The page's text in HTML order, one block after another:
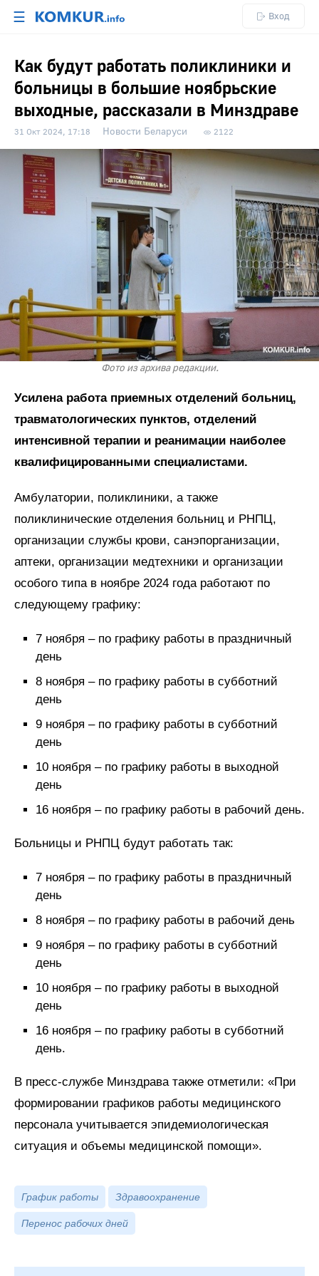
☰ Вход
Как будут работать поликлиники и
больницы в большие ноябрьские
выходные, рассказали в Минздраве
31 Окт 2024, 17:18 Новости Беларуси 2122
Фото из архива редакции.
Усилена работа приемных отделений больниц,
травматологических пунктов, отделений
интенсивной терапии и реанимации наиболее
квалифицированными специалистами.
Амбулатории, поликлиники, а также
поликлинические отделения больниц и РНПЦ,
организации службы крови, санэпорганизации,
аптеки, организации медтехники и организации
особого типа в ноябре 2024 года работают по
следующему графику:
7 ноября – по графику работы в праздничный
день
8 ноября – по графику работы в субботний
день
9 ноября – по графику работы в субботний
день
10 ноября – по графику работы в выходной
день
16 ноября – по графику работы в рабочий день.
Больницы и РНПЦ будут работать так:
7 ноября – по графику работы в праздничный
день
8 ноября – по графику работы в рабочий день
9 ноября – по графику работы в субботний
день
10 ноября – по графику работы в выходной
день
16 ноября – по графику работы в субботний
день.
В пресс-службе Минздрава также отметили: «При
формировании графиков работы медицинского
персонала учитывается эпидемиологическая
ситуация и объемы медицинской помощи».
График работы Здравоохранение
Перенос рабочих дней